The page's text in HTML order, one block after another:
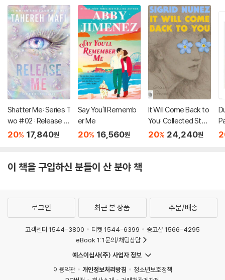
Shatter Me: Series T
wo #02 : Release M
e
20% 17,840원
Say You'll Rememb
er Me
20% 16,560원
It Will Come Back to
You: Collected Stori
es
20% 24,240원
이 책을 구입하신 분들이 산 분야 책
로그인 최근 본 상품 주문/배송
고객센터 1544-3800 티켓 1544-6399
중고샵 1566-4295
eBook 1:1문의/채팅상담
예스이십사(주) 사업자 정보
이용약관
개인정보처리방침
청소년보호정책